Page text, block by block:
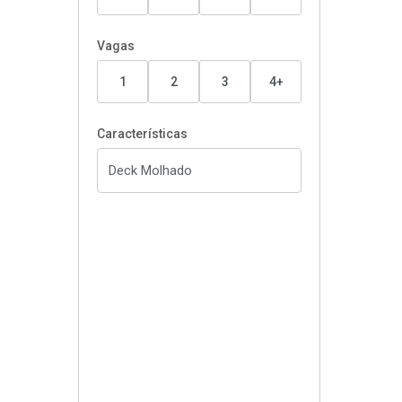
Vagas
1 2 3 4+
Características